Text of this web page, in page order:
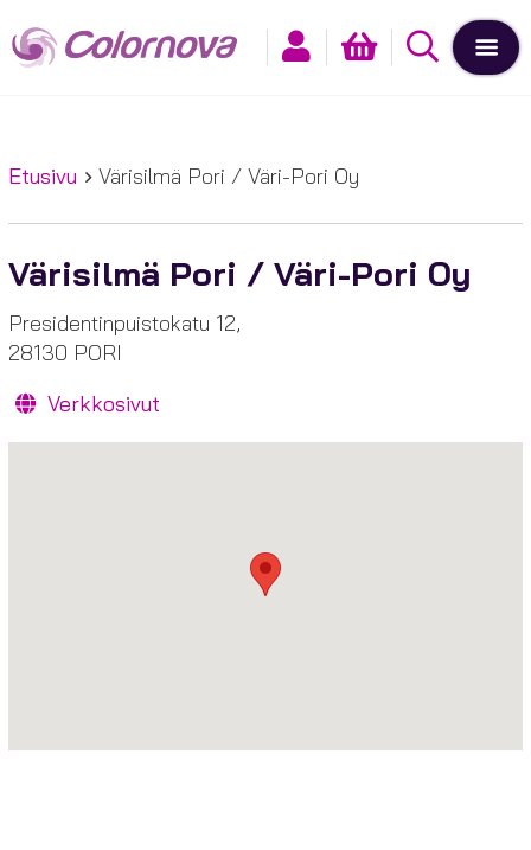
Etusivu Värisilmä Pori / Väri-Pori Oy
Värisilmä Pori / Väri-Pori Oy
Presidentinpuistokatu 12,
28130 PORI
Verkkosivut